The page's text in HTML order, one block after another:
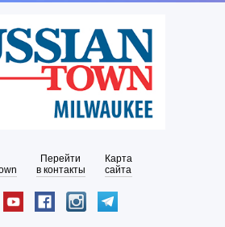
Перейти
в контакты
Карта
сайта